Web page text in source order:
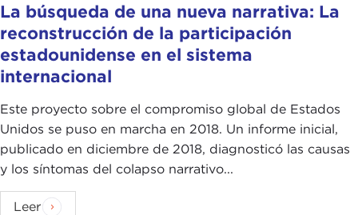
La búsqueda de una nueva narrativa: La
reconstrucción de la participación
estadounidense en el sistema
internacional
Este proyecto sobre el compromiso global de Estados
Unidos se puso en marcha en 2018. Un informe inicial,
publicado en diciembre de 2018, diagnosticó las causas
y los síntomas del colapso narrativo...
Leer